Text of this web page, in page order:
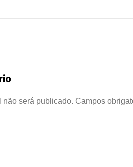
não será publicado. Campos